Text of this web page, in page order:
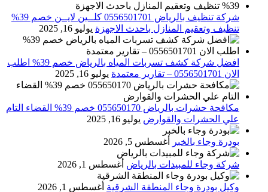
شركة تنظيف بالرياض 0556501701 كلــين لايــن خصم 39%
تنظيف وتعقيم المنازل باحدث الاجهزة يوليو 16, 2025
افضل شركة كشف تسربات المياه بالرياض خصم 39% اطلب
الان 0556501701‬‏ – تقارير معتمدة
يوليو 16, 2025
مكافحة حشرات بالرياض 055650170 خصم 39% القضاء التام
علي الحشرات والقوارض يوليو 16, 2025
بودرة وجاء بالخبر أغسطس 5, 2026
شركة وجاء للمبيدات بالرياض أغسطس 1, 2026
وكيل بودرة وجاء المنطقة الشرقية أغسطس 1, 2026